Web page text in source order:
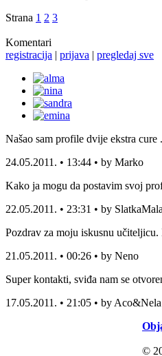
Strana 1 2 3
Komentari
registracija | prijava | pregledaj sve
Našao sam profile dvije ekstra
24.05.2011. • 13:44 • by Marko
Kako ja mogu da postavim svoj
22.05.2011. • 23:31 • by SlatkaMala
Pozdrav za moju iskusnu
21.05.2011. • 00:26 • by Neno
Super kontakti, sviđa nam se
17.05.2011. • 21:05 • by Aco&Nela
©